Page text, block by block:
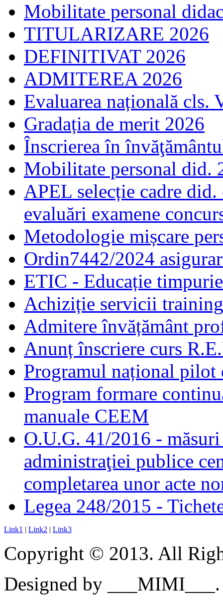
Mobilitate personal
TITULARIZARE 2026
DEFINITIVAT 2026
ADMITEREA 2026
Evaluarea națională cls.
Gradația de merit 2026
Înscrierea în
Mobilitate personal did.
APEL selecție cadre
evaluări examene
Metodologie mișcare
Ordin7442/2024
ETIC - Educație
Achiziție servicii
Admitere învățământ
Anunț înscriere curs
Programul național pilot
Program formare
manuale CEEM
O.U.G. 41/2016 -
administraţiei publice
completarea unor acte
Legea 248/2015 -
Link1 | Link2 | Link3
Copyright © 2013. All
Designed by ___MIMI___.